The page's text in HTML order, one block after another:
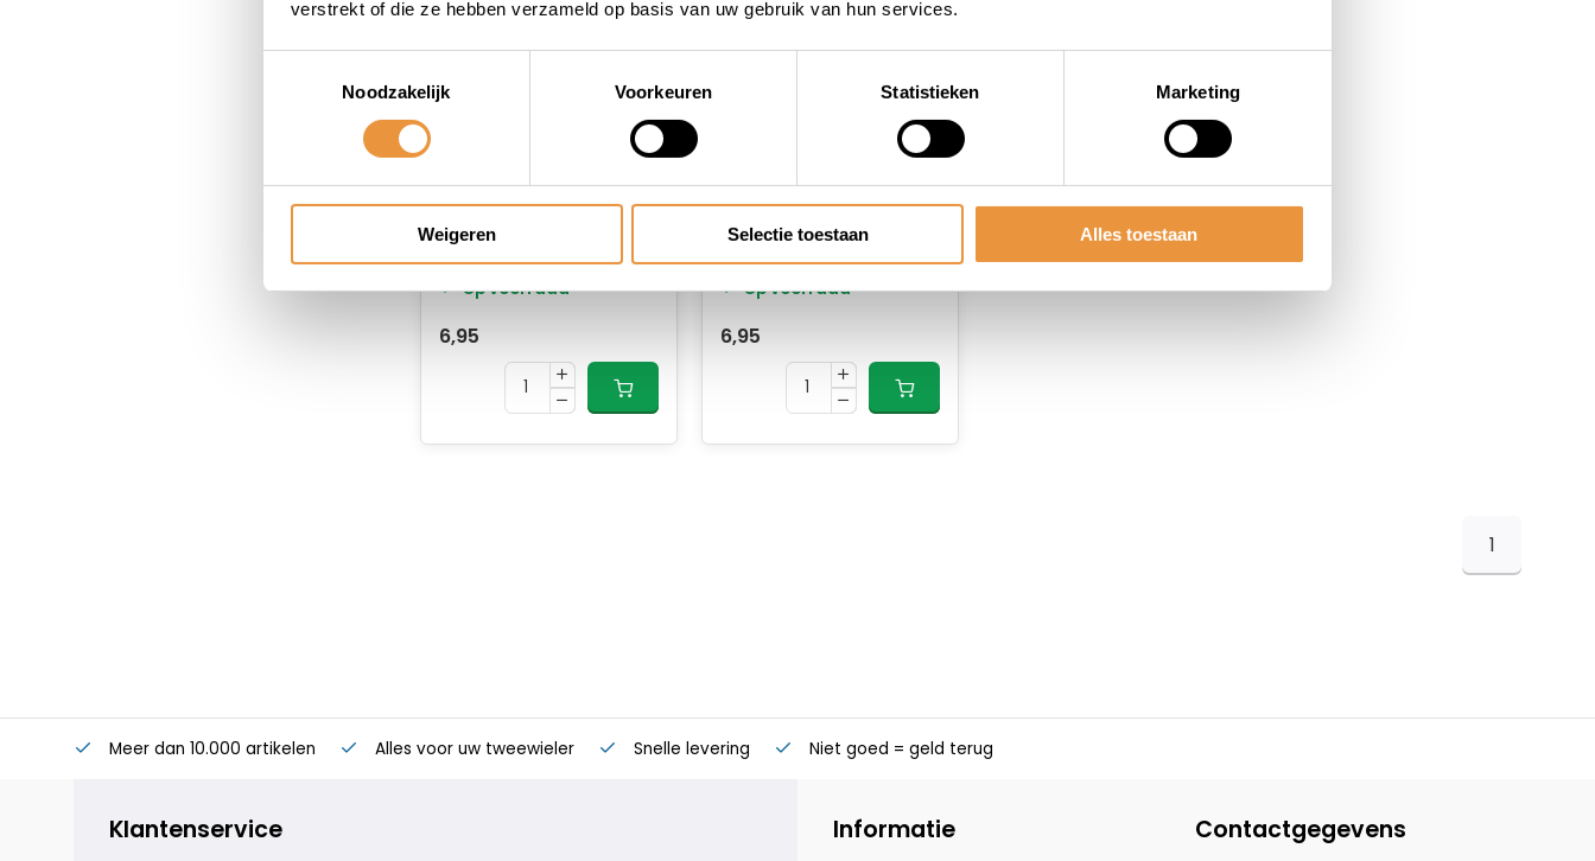
verstrekt of die ze hebben verzameld op basis van uw gebruik van hun services.
Noodzakelijk
Voorkeuren Statistieken Marketing
Weigeren Selectie toestaan Alles toestaan
(0)
Lamp 6V/20W P26S
Op voorraad
6,95
(0)
Lamp 6V/5W BA9S
Op voorraad
6,95
1
Meer dan 10.000 artikelen Alles voor uw tweewieler Snelle levering Niet goed = geld terug
Klantenservice Informatie Contactgegevens